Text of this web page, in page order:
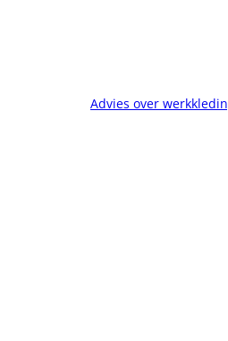
Advies over